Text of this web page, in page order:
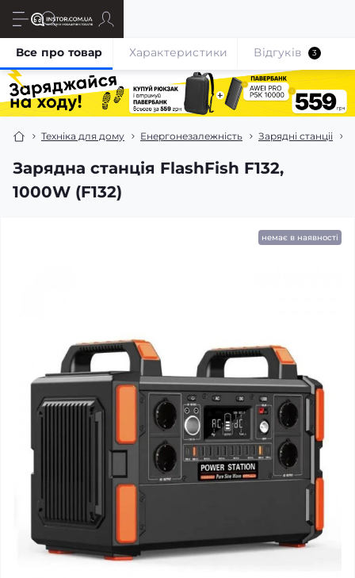
Техніка для дому Енергонезалежність Зарядні станціі
Зарядна станція FlashFish F132,
1000W (F132)
Все про товар Характеристики Відгуків 3
немає в наявності